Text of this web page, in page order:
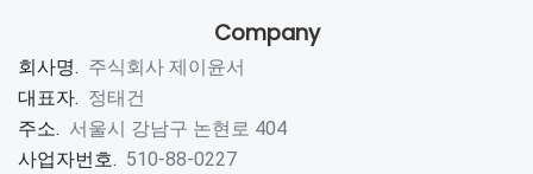
Company
회사명. 주식회사 제이윤서
대표자. 정태건
주소. 서울시 강남구 논현로 404
사업자번호. 510-88-0227